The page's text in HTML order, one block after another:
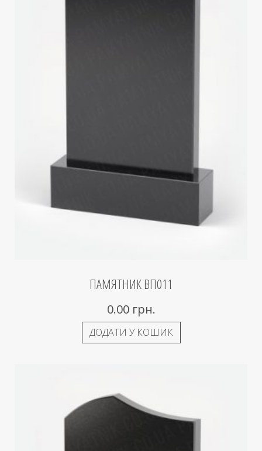
ПАМЯТНИК ВП011
0.00 грн.
ДОДАТИ У КОШИК